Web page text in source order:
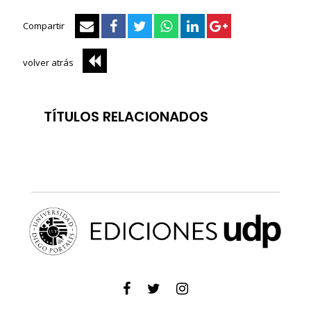
Compartir
volver atrás
TÍTULOS RELACIONADOS